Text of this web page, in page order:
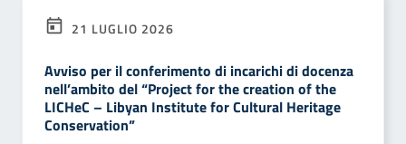
21 LUGLIO 2026
Avviso per il conferimento di incarichi di docenza
nell’ambito del “Project for the creation of the
LICHeC – Libyan Institute for Cultural Heritage
Conservation”